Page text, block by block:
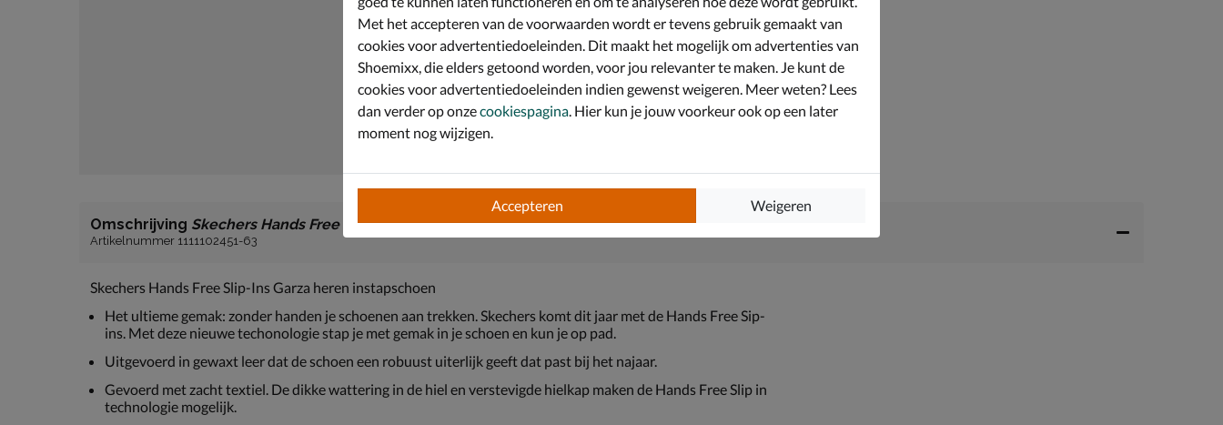
Omschrijving Skechers Hands Free Slip-Ins Garza
Artikelnummer 1111102451-63
Skechers Hands Free Slip-Ins Garza heren instapschoen
Het ultieme gemak: zonder handen je schoenen aan trekken. Skechers komt dit jaar met de Hands Free Sip-
ins. Met deze nieuwe techonologie stap je met gemak in je schoen en kun je op pad.
Uitgevoerd in gewaxt leer dat de schoen een robuust uiterlijk geeft dat past bij het najaar.
Gevoerd met zacht textiel. De dikke wattering in de hiel en verstevigde hielkap maken de Hands Free Slip in
technologie mogelijk.
Met het accepteren van de voorwaarden wordt er tevens gebruik gemaakt van
cookies voor advertentiedoeleinden. Dit maakt het mogelijk om advertenties van
Shoemixx, die elders getoond worden, voor jou relevanter te maken. Je kunt de
cookies voor advertentiedoeleinden indien gewenst weigeren. Meer weten? Lees
dan verder op onzecookiespagina. Hier kun je jouw voorkeur ook op een later
moment nog wijzigen.
Accepteren Weigeren